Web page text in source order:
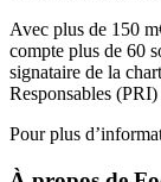
Avec plus de 150
compte plus de 60
signataire de la
Responsables
Pour plus